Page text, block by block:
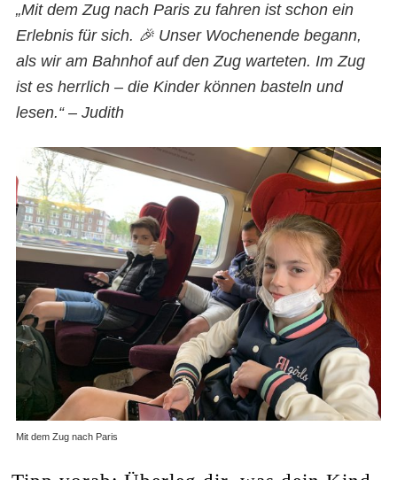
„Mit dem Zug nach Paris zu fahren ist schon ein
Erlebnis für sich. 🎉 Unser Wochenende begann,
als wir am Bahnhof auf den Zug warteten. Im Zug
ist es herrlich – die Kinder können basteln und
lesen.“– Judith
Mit dem Zug nach Paris